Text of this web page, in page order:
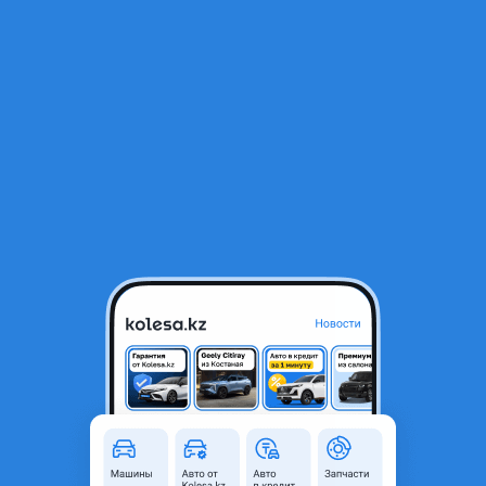
Стекло лобовое заднее
Алматы, Алматинская